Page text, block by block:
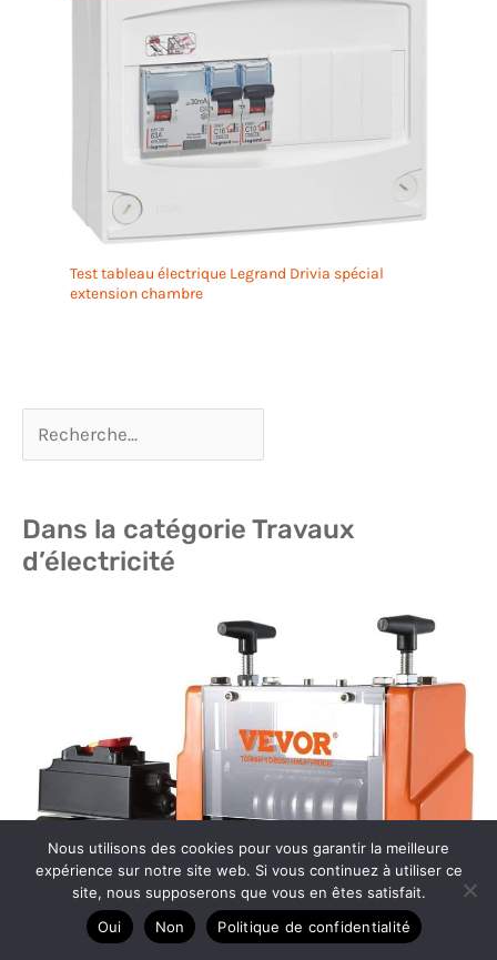
Test tableau électrique Legrand Drivia spécial
extension chambre
Dans la catégorie Travaux
d’électricité
Nous utilisons des cookies pour vous garantir la meilleure
expérience sur notre site web. Si vous continuez à utiliser ce
site, nous supposerons que vous en êtes satisfait.
Oui
Non Politique de confidentialité